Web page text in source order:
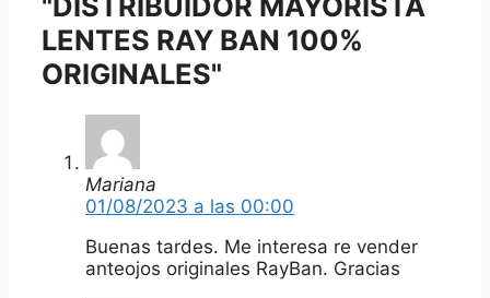
LENTES RAY BAN 100%
ORIGINALES"
Mariana
01/08/2023 a las 00:00
Buenas tardes. Me interesa re vender
anteojos originales RayBan. Gracias